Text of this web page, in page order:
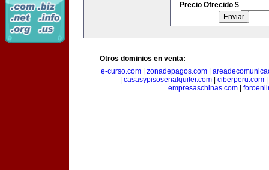
Precio Ofrecido $
Otros dominios en venta:
e-curso.com| zonadepagos.com|
casasypisosenalquiler.com ciberperu.com
empresaschinas.com|